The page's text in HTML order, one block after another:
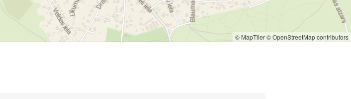
© MapTiler© OpenStreetMap contributors